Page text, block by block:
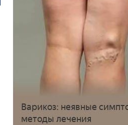
Варикоз: неявные
методы лечения